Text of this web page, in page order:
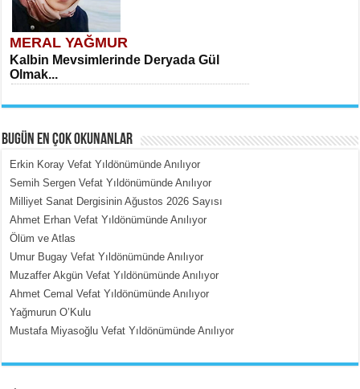
MERAL YAĞMUR
Kalbin Mevsimlerinde Deryada Gül
Olmak...
MEHMET ÇOBAN
İçerdeki Put Dışardaki Maskeler...
BUGÜN EN ÇOK OKUNANLAR
Erkin Koray Vefat Yıldönümünde Anılıyor
Semih Sergen Vefat Yıldönümünde Anılıyor
Milliyet Sanat Dergisinin Ağustos 2026 Sayısı
Ahmet Erhan Vefat Yıldönümünde Anılıyor
Ölüm ve Atlas
Umur Bugay Vefat Yıldönümünde Anılıyor
Muzaffer Akgün Vefat Yıldönümünde Anılıyor
Ahmet Cemal Vefat Yıldönümünde Anılıyor
Yağmurun O’Kulu
Mustafa Miyasoğlu Vefat Yıldönümünde Anılıyor